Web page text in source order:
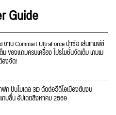
Guide
งาน Commart UltraForce น่าซื้อ เล่นเกมพีซี
ม ของแถมครบเครื่อง โปรโมชั่นจัดเต็ม เกมเม
งจัด!
ก ปั้นโมเดล 3D ตัดต่อวีดีโอเบื้องต้นงบ
มลื่น อัปเดตสิงหาคม 2569